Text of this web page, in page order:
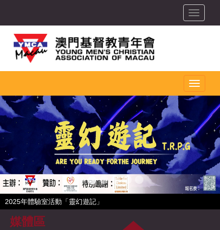
toggle
toggle
2025年體驗室活動「靈幻遊記」
媒體區